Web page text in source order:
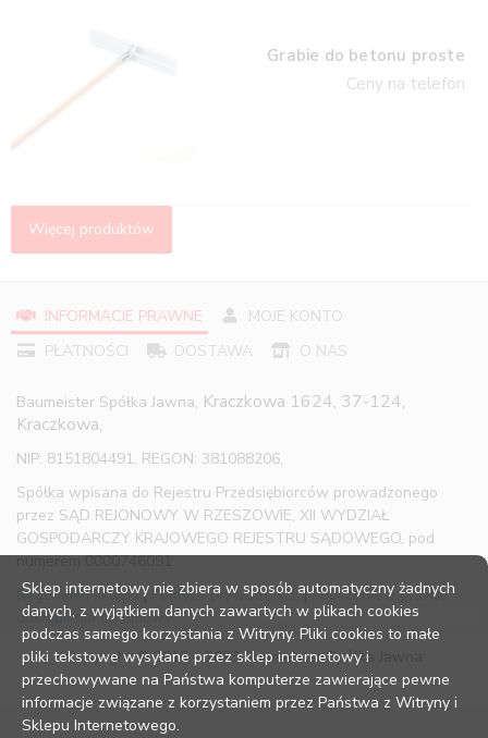
Grabie do betonu proste
Ceny na telefon
Więcej produktów
INFORMACJE PRAWNE
MOJE KONTO
PŁATNOŚCI
DOSTAWA O NAS
Baumeister Spółka Jawna, Kraczkowa 1624, 37-124,
Kraczkowa,
NIP: 8151804491, REGON: 381088206,
Spółka wpisana do Rejestru Przedsiębiorców prowadzonego
przez SĄD REJONOWY W RZESZOWIE, XII WYDZIAŁ
GOSPODARCZY KRAJOWEGO REJESTRU SĄDOWEGO, pod
numerem 0000746091
Regulamin sklepu| Polityka prywatności |Pouczenie o prawie
odstąpienia od umowy
Copyright © 2016 – 2023 Baumeister Spółka Jawna
Sklep internetowy nie zbiera w sposób automatyczny żadnych
danych, z wyjątkiem danych zawartych w plikach cookies
podczas samego korzystania z Witryny. Pliki cookies to małe
pliki tekstowe wysyłane przez sklep internetowy i
przechowywane na Państwa komputerze zawierające pewne
informacje związane z korzystaniem przez Państwa z Witryny i
Sklepu Internetowego.